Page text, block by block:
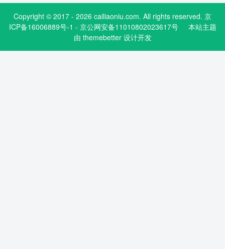
Copyright © 2017 - 2026 cailiaoniu.com. All rights reserved. 京
ICP备16006889号-1 - 京公网安备11010802023617号
本站主题
由 themebetter设计开发